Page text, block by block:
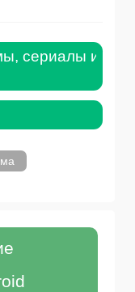
сериалы и тв